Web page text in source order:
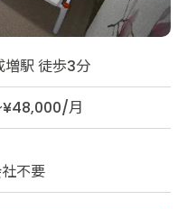
増駅 徒歩3分
月
不要